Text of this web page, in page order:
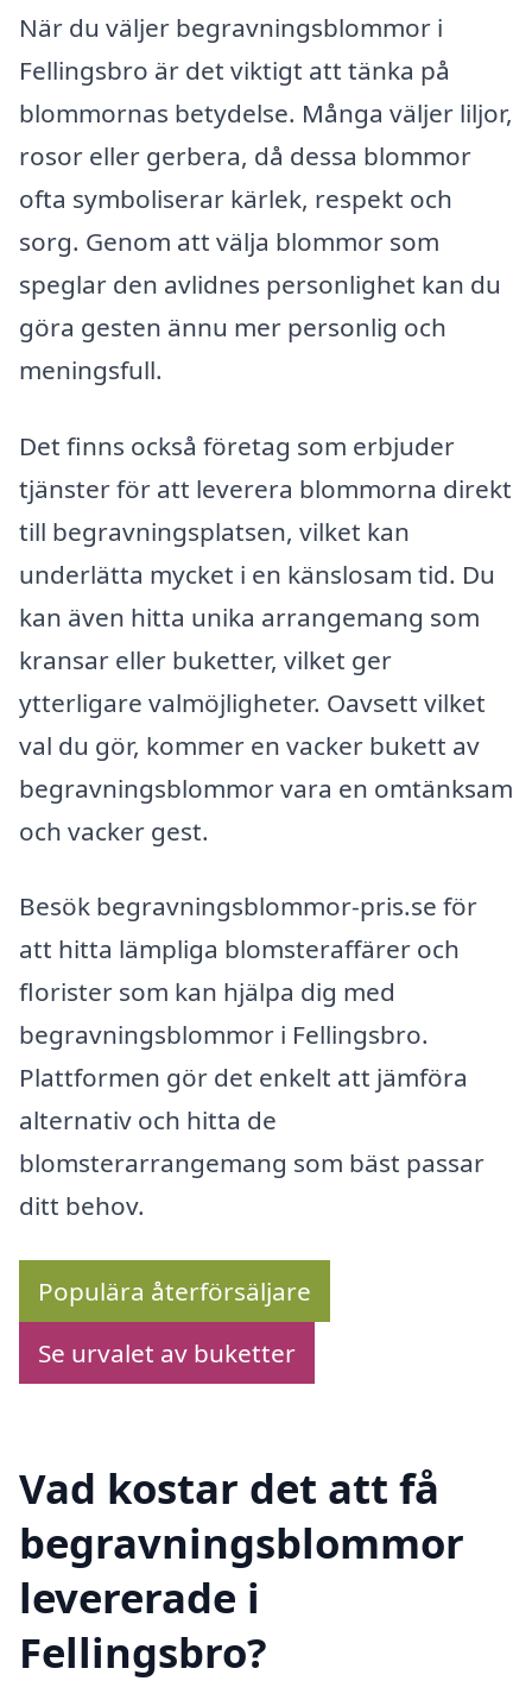
När du väljer begravningsblommor i
Fellingsbro är det viktigt att tänka på
blommornas betydelse. Många väljer liljor,
rosor eller gerbera, då dessa blommor
ofta symboliserar kärlek, respekt och
sorg. Genom att välja blommor som
speglar den avlidnes personlighet kan du
göra gesten ännu mer personlig och
meningsfull.
Det finns också företag som erbjuder
tjänster för att leverera blommorna direkt
till begravningsplatsen, vilket kan
underlätta mycket i en känslosam tid. Du
kan även hitta unika arrangemang som
kransar eller buketter, vilket ger
ytterligare valmöjligheter. Oavsett vilket
val du gör, kommer en vacker bukett av
begravningsblommor vara en omtänksam
och vacker gest.
Besök begravningsblommor-pris.se för
att hitta lämpliga blomsteraffärer och
florister som kan hjälpa dig med
begravningsblommor i Fellingsbro.
Plattformen gör det enkelt att jämföra
alternativ och hitta de
blomsterarrangemang som bäst passar
ditt behov.
Populära återförsäljare
Se urvalet av buketter
Vad kostar det att få
begravningsblommor
levererade i
Fellingsbro?